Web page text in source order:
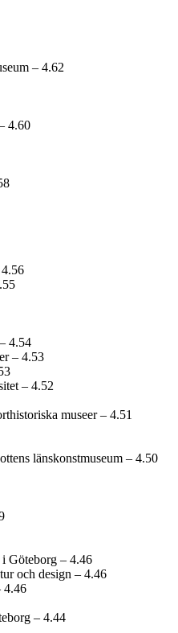
– 4.62
4.60
4.54
– 4.53
– 4.52
museer – 4.51
länskonst­museum – 4.50
Göteborg – 4.46
och design – 4.46
4.46
– 4.44